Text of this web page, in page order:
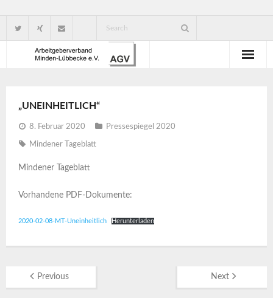
Verbandsorganisation
Gute Gründe für eine Mitgliedschaft
„UNEINHEITLICH“
8. Februar 2020 Pressespiegel 2020
Mindener Tageblatt
Mindener Tageblatt
Vorhandene PDF-Dokumente:
2020-02-08-MT-Uneinheitlich Herunterladen
Previous Next